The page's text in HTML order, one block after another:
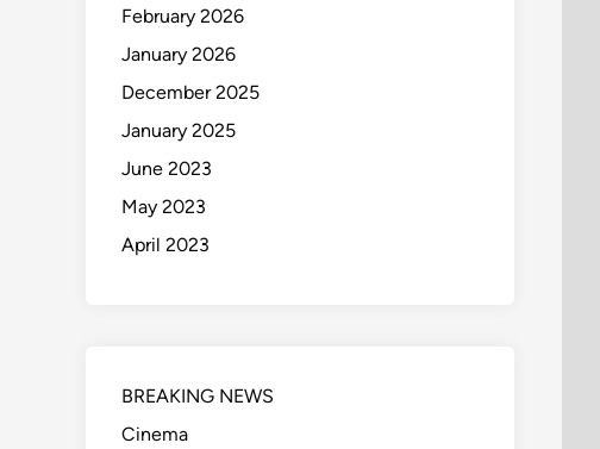
February 2026
January 2026
December 2025
January 2025
June 2023
May 2023
April 2023
BREAKING NEWS
Cinema